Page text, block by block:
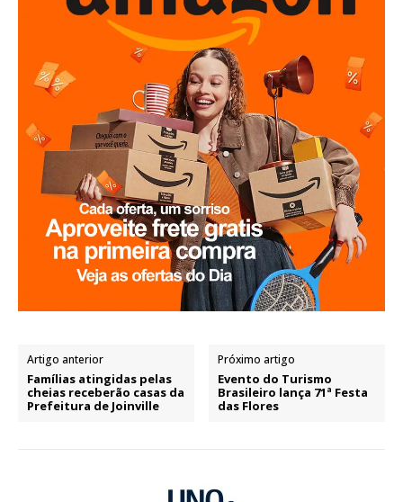
Artigo anterior
Famílias atingidas pelas
cheias receberão casas da
Prefeitura de Joinville
Próximo artigo
Evento do Turismo
Brasileiro lança 71ª Festa
das Flores